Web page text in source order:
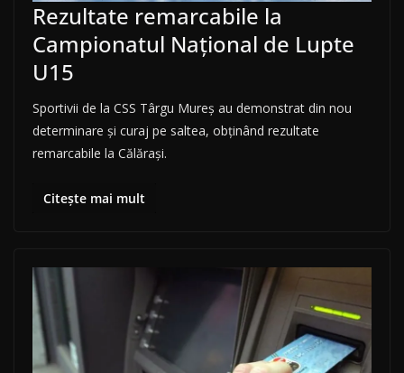
Rezultate remarcabile la
Campionatul Național de Lupte
U15
Sportivii de la CSS Târgu Mureș au demonstrat din nou
determinare și curaj pe saltea, obținând rezultate
remarcabile la Călărași.
Citește mai mult